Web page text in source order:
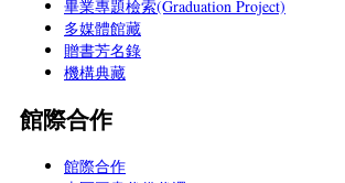
畢業專題檢索(Graduation Project)
多媒體館藏
贈書芳名錄
機構典藏
館際合作
館際合作